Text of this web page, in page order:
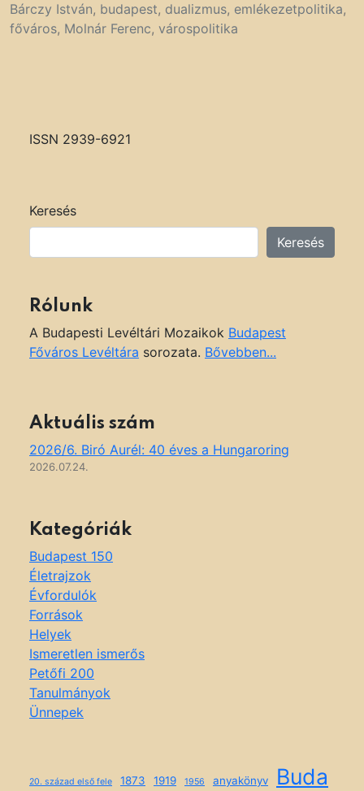
Bárczy István, budapest, dualizmus, emlékezetpolitika,
főváros, Molnár Ferenc, várospolitika
ISSN 2939-6921
Keresés
Keresés
Rólunk
A Budapesti Levéltári Mozaikok Budapest
Főváros Levéltára sorozata. Bővebben...
Aktuális szám
2026/6. Biró Aurél: 40 éves a Hungaroring
2026.07.24.
Kategóriák
Budapest 150
Életrajzok
Évfordulók
Források
Helyek
Ismeretlen ismerős
Petőfi 200
Tanulmányok
Ünnepek
20. század első fele 1873 1919 1956 anyakönyv Buda